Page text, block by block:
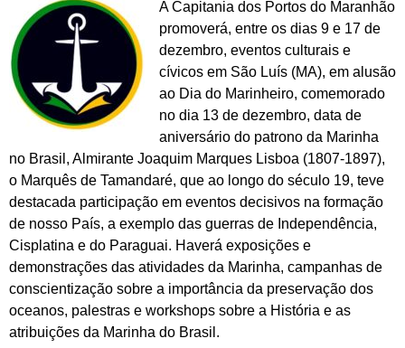
A Capitania dos Portos do Maranhão
promoverá, entre os dias 9 e 17 de
dezembro, eventos culturais e
cívicos em São Luís (MA), em alusão
ao Dia do Marinheiro, comemorado
no dia 13 de dezembro, data de
aniversário do patrono da Marinha
no Brasil, Almirante Joaquim Marques Lisboa (1807-1897),
o Marquês de Tamandaré, que ao longo do século 19, teve
destacada participação em eventos decisivos na formação
de nosso País, a exemplo das guerras de Independência,
Cisplatina e do Paraguai. Haverá exposições e
demonstrações das atividades da Marinha, campanhas de
conscientização sobre a importância da preservação dos
oceanos, palestras e workshops sobre a História e as
atribuições da Marinha do Brasil.